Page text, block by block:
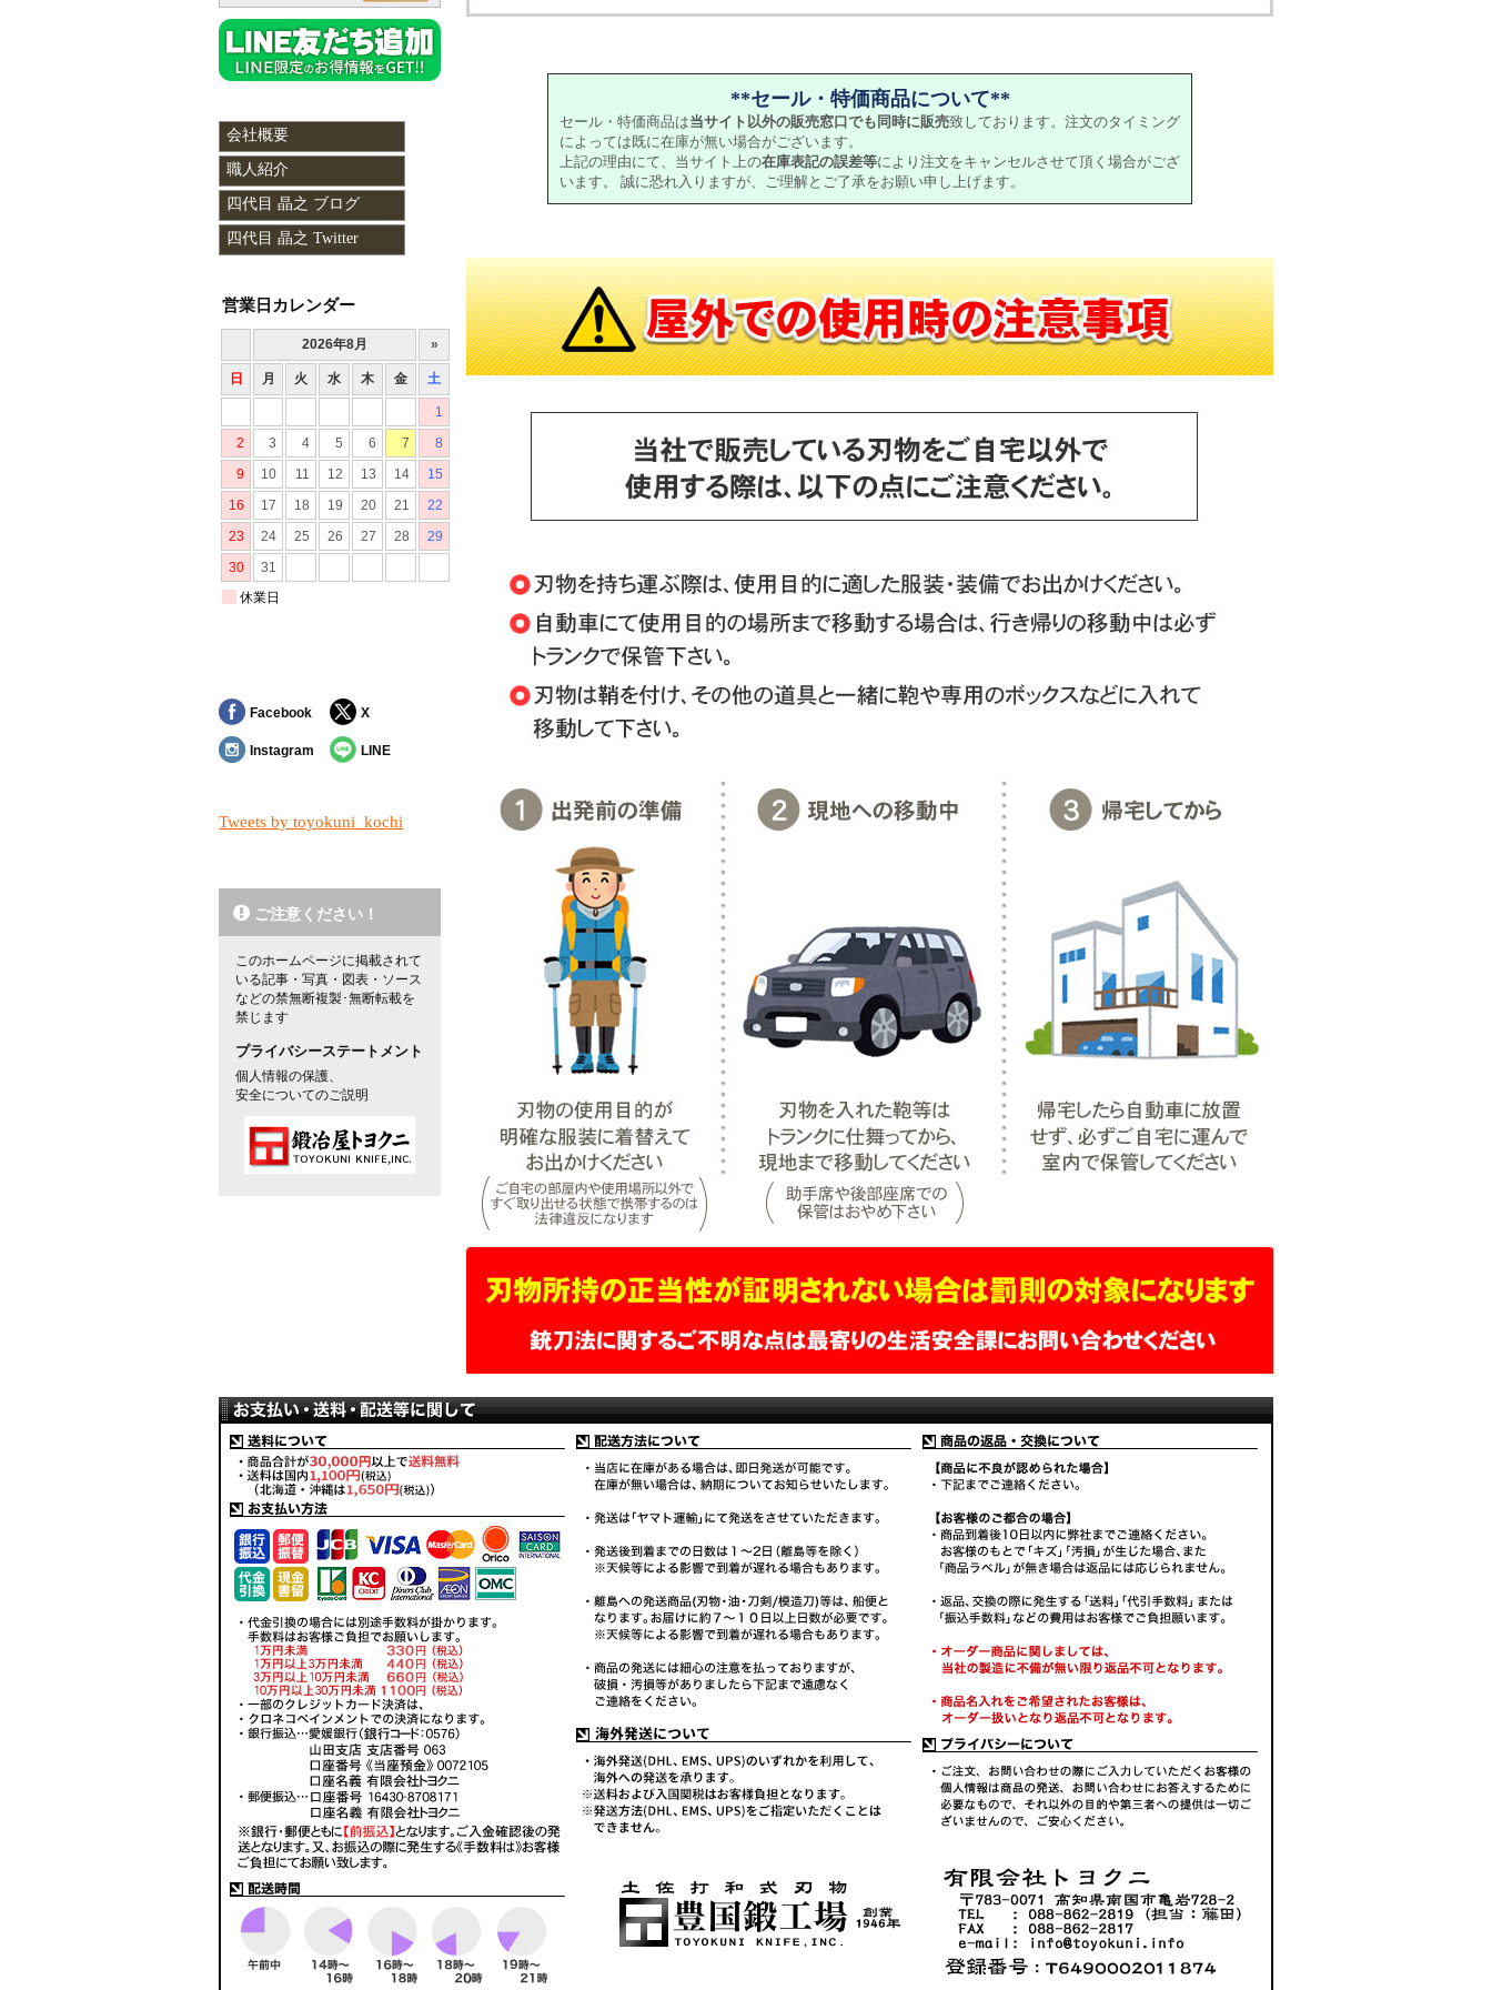
**セール・特価商品について**
セール・特価商品は当サイト以外の販売窓口でも同時に販売致しております。注文のタイミング
によっては既に在庫が無い場合がございます。
上記の理由にて、当サイト上の在庫表記の誤差等により注文をキャンセルさせて頂く場合がござ
います。 誠に恐れ入りますが、ご理解とご了承をお願い申し上げます。
会社概要
職人紹介
四代目 晶之 ブログ
四代目 晶之 Twitter
営業日カレンダー
Facebook X
Instagram LINE
Tweets by toyokuni_kochi
ご注意ください！
このホームページに掲載されて
いる記事・写真・図表・ソース
などの禁無断複製･無断転載を
禁じます
プライバシーステートメント
個人情報の保護、
安全についてのご説明